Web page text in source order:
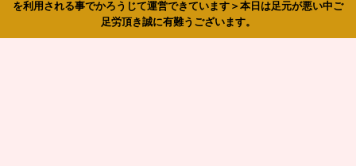
を利用される事でかろうじて運営できています＞本日は足元が悪い中ご
足労頂き誠に有難うございます。